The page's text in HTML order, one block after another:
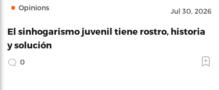
Opinions Jul 30, 2026
El sinhogarismo juvenil tiene rostro, historia
y solución
0